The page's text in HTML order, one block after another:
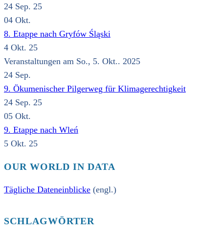
24 Sep. 25
04 Okt.
8. Etappe nach Gryfów Śląski
4 Okt. 25
Veranstaltungen am So., 5. Okt.. 2025
24 Sep.
9. Ökumenischer Pilgerweg für Klimagerechtigkeit
24 Sep. 25
05 Okt.
9. Etappe nach Wleń
5 Okt. 25
OUR WORLD IN DATA
Tägliche Dateneinblicke (engl.)
SCHLAGWÖRTER